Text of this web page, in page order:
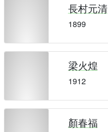
長村元清
1899
梁火煌
1912
顏春福